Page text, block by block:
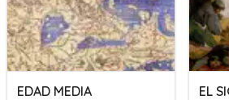
EDAD MEDIA